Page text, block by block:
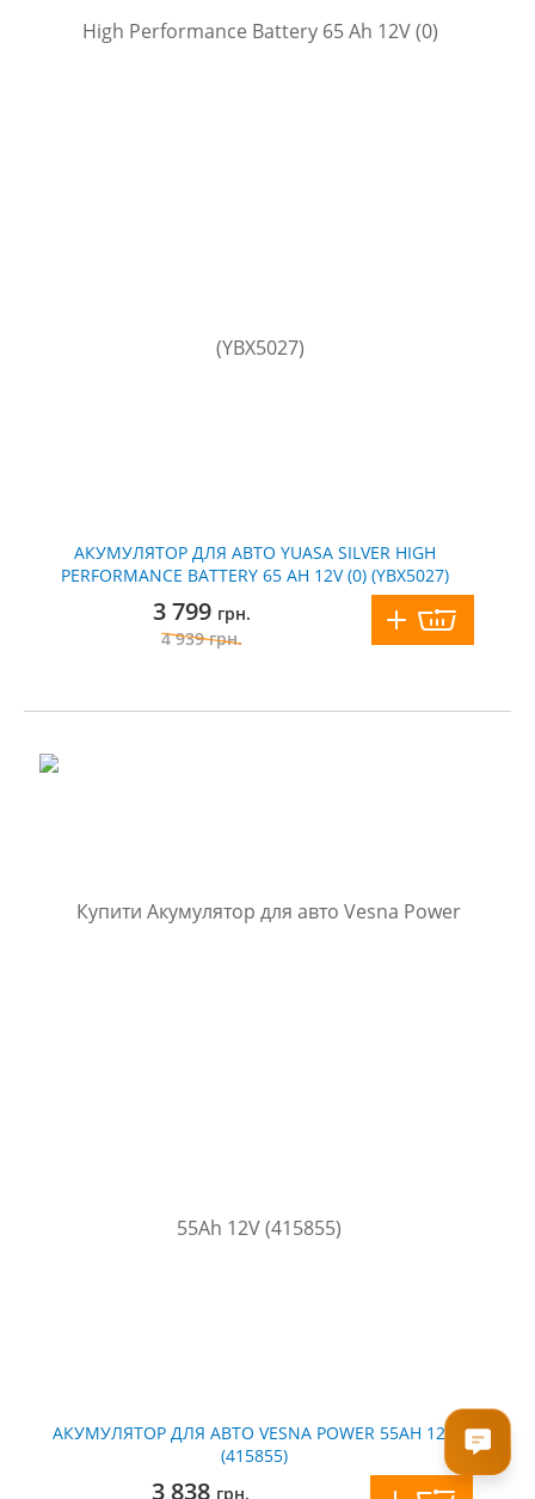
АКУМУЛЯТОР ДЛЯ АВТО YUASA SILVER HIGH
PERFORMANCE BATTERY 65 AH 12V (0) (YBX5027)
3 799 грн.
4 939грн.
АКУМУЛЯТОР ДЛЯ АВТО VESNA POWER 55AH 12V
(415855)
3 838 грн.